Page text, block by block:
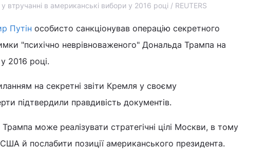
втручанні в американські вибори у 2016 році / REUTERS
Путін особисто санкціонував операцію секретного
"психічно неврівноваженого" Дональда Трампа на
2016 році.
на секретні звіти Кремля у своєму
підтвердили правдивість документів.
може реалізувати стратегічні цілі Москви, в тому
й послабити позиції американського президента.